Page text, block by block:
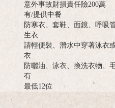
意外事故財損責任險200萬
有/提供中餐
防寒衣、套鞋、面鏡、呼吸
生衣
請輕便裝、潛水中穿著泳衣
衣
防曬油、泳衣、換洗衣物、
有
最低12位